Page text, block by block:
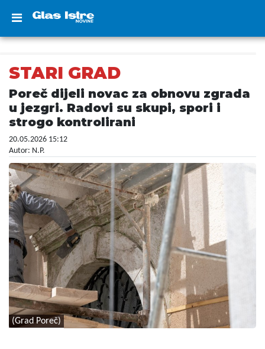
STARI GRAD
Poreč dijeli novac za obnovu zgrada
u jezgri. Radovi su skupi, spori i
strogo kontrolirani
20.05.2026 15:12
Autor: N.P.
(Grad Poreč)